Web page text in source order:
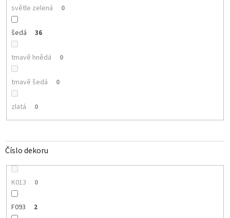
světle zelená 0
šedá 36
tmavě hnědá 0
tmavě šedá 0
zlatá 0
Číslo dekoru
K013 0
F093 2